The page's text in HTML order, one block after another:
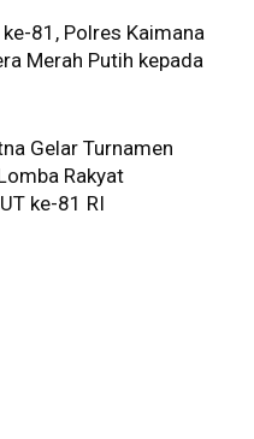
81, Polres Kaimana
Merah Putih kepada
Gelar Turnamen
Rakyat
ke-81 RI